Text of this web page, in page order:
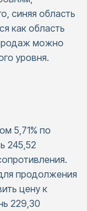
синяя область
как область
можно
уровня.
5,71% по
245,52
продолжения
цену к
229,30